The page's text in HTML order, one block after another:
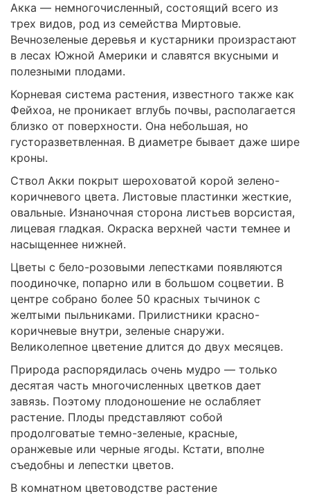
Акка ― немногочисленный, состоящий всего из
трех видов, род из семейства Миртовые.
Вечнозеленые деревья и кустарники произрастают
в лесах Южной Америки и славятся вкусными и
полезными плодами.
Корневая система растения, известного также как
Фейхоа, не проникает вглубь почвы, располагается
близко от поверхности. Она небольшая, но
густоразветвленная. В диаметре бывает даже шире
кроны.
Ствол Акки покрыт шероховатой корой зелено-
коричневого цвета. Листовые пластинки жесткие,
овальные. Изнаночная сторона листьев ворсистая,
лицевая гладкая. Окраска верхней части темнее и
насыщеннее нижней.
Цветы с бело-розовыми лепестками появляются
поодиночке, попарно или в большом соцветии. В
центре собрано более 50 красных тычинок с
желтыми пыльниками. Прилистники красно-
коричневые внутри, зеленые снаружи.
Великолепное цветение длится до двух месяцев.
Природа распорядилась очень мудро — только
десятая часть многочисленных цветков дает
завязь. Поэтому плодоношение не ослабляет
растение. Плоды представляют собой
продолговатые темно-зеленые, красные,
оранжевые или черные ягоды. Кстати, вполне
съедобны и лепестки цветов.
В комнатном цветоводстве растение